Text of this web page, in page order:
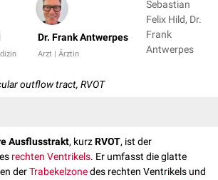
Dr. Frank Antwerpes
Arzt | Ärztin
Sebastian
Felix Hild, Dr.
Frank
Antwerpes
outflow tract, RVOT
Ausflusstrakt, kurzRVOT, ist der
rechten Ventrikels. Er umfasst die glatte
derTrabekelzonedes rechten Ventrikels und